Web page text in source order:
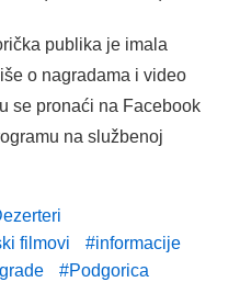
publika je imala
o nagradama i video
se pronaći na Facebook
na službenoj
filmovi
informacije
Podgorica